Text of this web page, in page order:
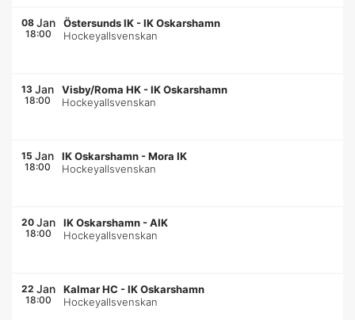
08 Jan
18:00
Östersunds IK -IK Oskarshamn
Hockeyallsvenskan
13 Jan
18:00
Visby/Roma HK -IK Oskarshamn
Hockeyallsvenskan
15 Jan
18:00
IK Oskarshamn -Mora IK
Hockeyallsvenskan
20 Jan
18:00
IK Oskarshamn -AIK
Hockeyallsvenskan
22 Jan
18:00
Kalmar HC -IK Oskarshamn
Hockeyallsvenskan